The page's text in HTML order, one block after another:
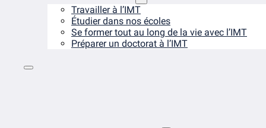
Travailler à l’IMT
Étudier dans nos écoles
Se former tout au long de la vie avec l’IMT
Préparer un doctorat à l’IMT